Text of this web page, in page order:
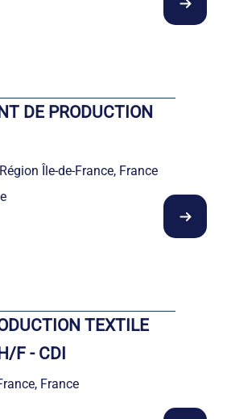
DE PRODUCTION
Île-de-France, France
TEXTILE
F - CDI
France